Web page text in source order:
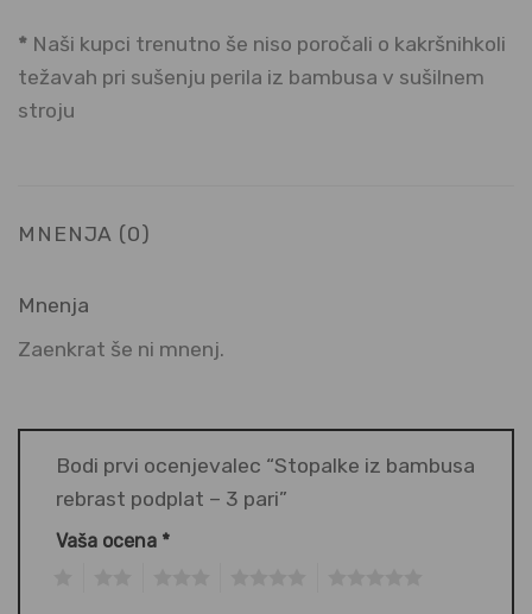
* Naši kupci trenutno še niso poročali o kakršnihkoli
težavah pri sušenju perila iz bambusa v sušilnem
stroju
MNENJA (0)
Mnenja
Zaenkrat še ni mnenj.
Bodi prvi ocenjevalec “Stopalke iz bambusa
rebrast podplat – 3 pari”
Vaša ocena *